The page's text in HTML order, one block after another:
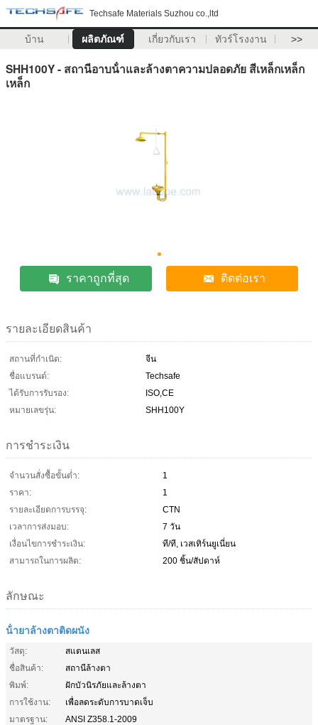
Techsafe Materials Suzhou co.,ltd
บ้าน ผลิตภัณฑ์ เกี่ยวกับเรา ทัวร์โรงงาน >>
SHH100Y - สถานีอาบน้ําและล้างตาความปลอดภัย สีเหล็กเหล็ก
เหล็ก
ราคาถูกที่สุด ติดต่อเรา
รายละเอียดสินค้า
สถานที่กำเนิด:
จีน
ชื่อแบรนด์:
Techsafe
ได้รับการรับรอง:
ISO,CE
หมายเลขรุ่น:
SHH100Y
การชำระเงิน
จำนวนสั่งซื้อขั้นต่ำ:
1
ราคา:
1
รายละเอียดการบรรจุ:
CTN
เวลาการส่งมอบ:
7 วัน
เงื่อนไขการชำระเงิน:
ที/ที, เวสเทิร์นยูเนี่ยน
สามารถในการผลิต:
200 ชิ้น/สัปดาห์
ลักษณะ
น้ํายาล้างตาติดผนัง
วัสดุ:
สแตนเลส
ชื่อสินค้า:
สถานีล้างตา
พิมพ์:
ฝักบัวนิรภัยและล้างตา
การใช้งาน:
เพื่อลดระดับการบาดเจ็บ
มาตรฐาน:
ANSI Z358.1-2009